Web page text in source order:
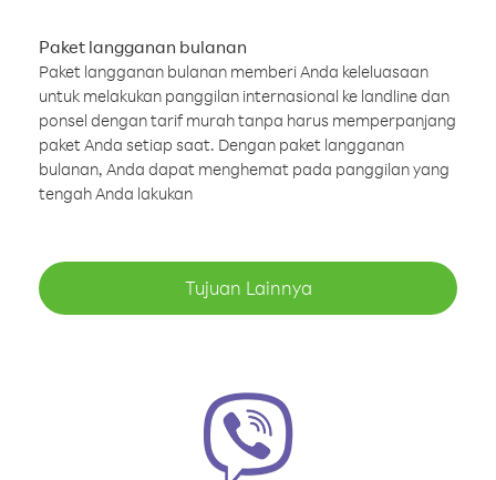
Paket langganan bulanan
Paket langganan bulanan memberi Anda keleluasaan
untuk melakukan panggilan internasional ke landline dan
ponsel dengan tarif murah tanpa harus memperpanjang
paket Anda setiap saat. Dengan paket langganan
bulanan, Anda dapat menghemat pada panggilan yang
tengah Anda lakukan
Tujuan Lainnya